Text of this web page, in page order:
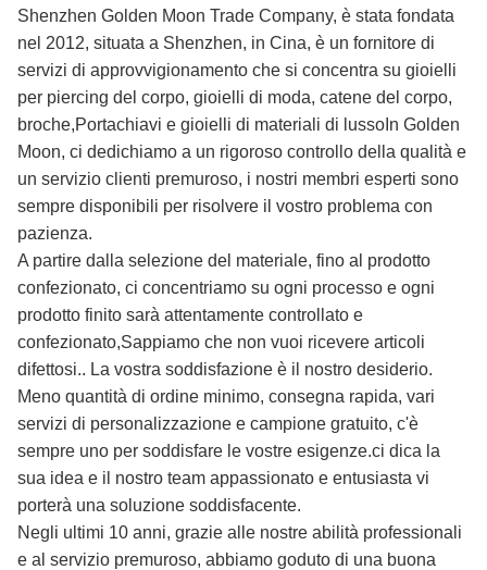
Shenzhen Golden Moon Trade Company, è stata fondata
nel 2012, situata a Shenzhen, in Cina, è un fornitore di
servizi di approvvigionamento che si concentra su gioielli
per piercing del corpo, gioielli di moda, catene del corpo,
broche,Portachiavi e gioielli di materiali di lussoIn Golden
Moon, ci dedichiamo a un rigoroso controllo della qualità e
un servizio clienti premuroso, i nostri membri esperti sono
sempre disponibili per risolvere il vostro problema con
pazienza.
A partire dalla selezione del materiale, fino al prodotto
confezionato, ci concentriamo su ogni processo e ogni
prodotto finito sarà attentamente controllato e
confezionato,Sappiamo che non vuoi ricevere articoli
difettosi.. La vostra soddisfazione è il nostro desiderio.
Meno quantità di ordine minimo, consegna rapida, vari
servizi di personalizzazione e campione gratuito, c'è
sempre uno per soddisfare le vostre esigenze.ci dica la
sua idea e il nostro team appassionato e entusiasta vi
porterà una soluzione soddisfacente.
Negli ultimi 10 anni, grazie alle nostre abilità professionali
e al servizio premuroso, abbiamo goduto di una buona